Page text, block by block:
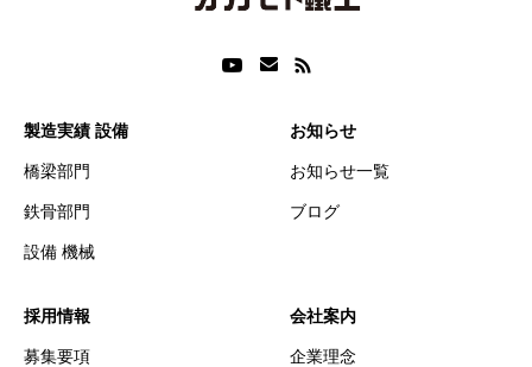
製造実績 設備
橋梁部門
鉄骨部門
設備 機械
お知らせ
お知らせ一覧
ブログ
採用情報
募集要項
会社案内
企業理念